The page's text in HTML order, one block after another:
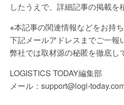
したうえで、詳細記事の掲載を
※本記事の関連情報などをお持
下記メールアドレスまでご一報
弊社では取材源の秘匿を徹底し
LOGISTICS TODAY編集部
メール：support@logi-